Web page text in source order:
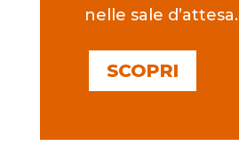
nelle sale d’attesa.
SCOPRI